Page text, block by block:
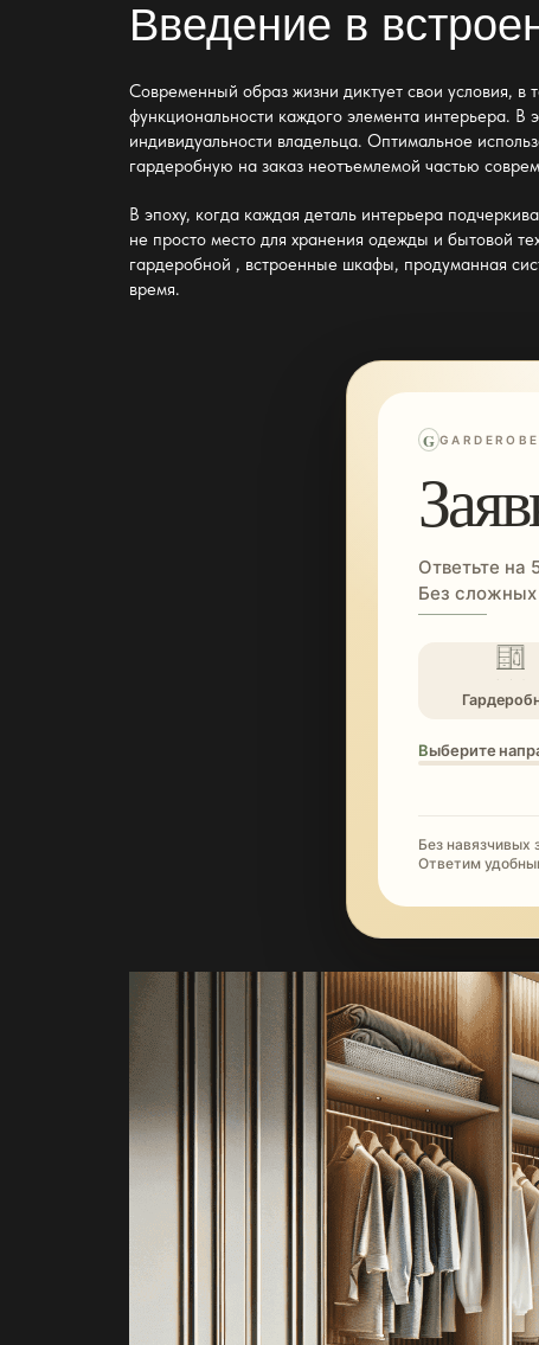
Введение в
Современный образ жизни диктует свои условия, в
функциональности каждого элемента интерьера. В
индивидуальности владельца. Оптимальное
гардеробную на заказ неотъемлемой частью
В эпоху, когда каждая деталь интерьера
не просто место для хранения одежды и бытовой
гардеробной , встроенные шкафы, продуманная
время.
G
Ответьте на
Без
Выберите
Без навязчивых
Ответим